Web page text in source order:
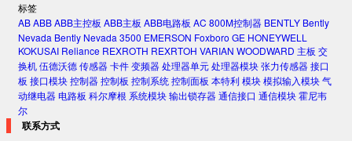
标签
ABABBABB主控板 ABB主板 ABB电路板 AC 800M控制器 BENTLY Bently
Nevada Bently Nevada 3500 EMERSON Foxboro GE HONEYWELL
KOKUSAI Reliance REXROTH REXRTOH VARIAN WOODWARD 主板 交
换机伍德沃德传感器卡件变频器处理器单元处理器模块张力传感器接口
板 接口模块控制器控制板 控制系统控制面板 本特利模块模拟输入模块气
动继电器电路板 科尔摩根 系统模块输出锁存器通信接口 通信模块霍尼韦
尔
联系方式